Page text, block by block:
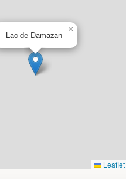
Lac de Damazan
×
Leaflet